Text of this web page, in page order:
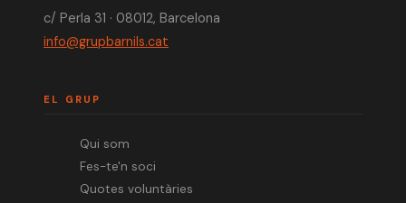
c/ Perla 31 · 08012, Barcelona
info@grupbarnils.cat
EL GRUP
Qui som
Fes-te'n soci
Quotes voluntàries